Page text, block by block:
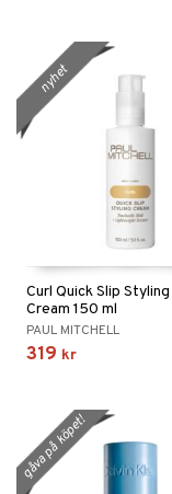
Curl Quick Slip Styling
Cream 150 ml
PAUL MITCHELL
319 kr
nyhet
gåva på köpet!